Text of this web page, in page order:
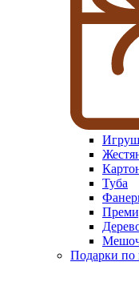
Туба
Подарки по